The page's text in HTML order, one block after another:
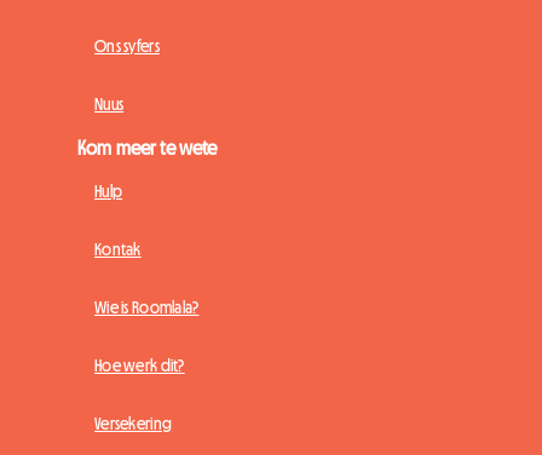
Ons syfers
Nuus
Kom meer te wete
Hulp
Kontak
Wie is Roomlala?
Hoe werk dit?
Versekering